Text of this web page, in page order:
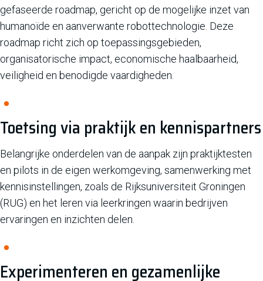
gefaseerde roadmap, gericht op de mogelijke inzet van
humanoïde en aanverwante robottechnologie. Deze
roadmap richt zich op toepassingsgebieden,
organisatorische impact, economische haalbaarheid,
veiligheid en benodigde vaardigheden.
Toetsing via praktijk en kennispartners
Belangrijke onderdelen van de aanpak zijn praktijktesten
en pilots in de eigen werkomgeving, samenwerking met
kennisinstellingen, zoals de Rijksuniversiteit Groningen
(RUG) en het leren via leerkringen waarin bedrijven
ervaringen en inzichten delen.
Experimenteren en gezamenlijke